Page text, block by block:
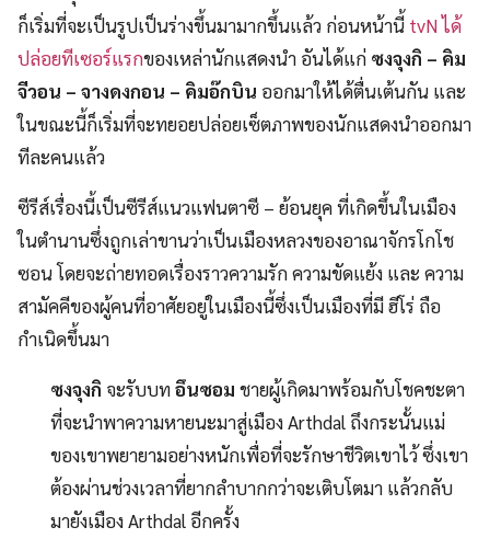
ก็เริ่มที่จะเป็นรูปเป็นร่างขึ้นมามากขึ้นแล้ว ก่อนหน้านี้ tvN ได้
ปล่อยทีเซอร์แรกของเหล่านักแสดงนำ อันได้แก่ ซงจุงกิ – คิม
จีวอน – จางดงกอน – คิมอ๊กบิน ออกมาให้ได้ตื่นเต้นกัน และ
ในขณะนี้ก็เริ่มที่จะทยอยปล่อยเซ็ตภาพของนักแสดงนำออกมา
ทีละคนแล้ว
ซีรีส์เรื่องนี้เป็นซีรีส์แนวแฟนตาซี – ย้อนยุค ที่เกิดขึ้นในเมือง
ในตำนานซึ่งถูกเล่าขานว่าเป็นเมืองหลวงของอาณาจักรโกโช
ซอน โดยจะถ่ายทอดเรื่องราวความรัก ความขัดแย้ง และ ความ
สามัคคีของผู้คนที่อาศัยอยู่ในเมืองนี้ซึ่งเป็นเมืองที่มี ฮีโร่ ถือ
กำเนิดขึ้นมา
ซงจุงกิ จะรับบทอึนซอม ชายผู้เกิดมาพร้อมกับโชคชะตา
ที่จะนำพาความหายนะมาสู่เมือง Arthdal ถึงกระนั้นแม่
ของเขาพยายามอย่างหนักเพื่อที่จะรักษาชีวิตเขาไว้ ซึ่งเขา
ต้องผ่านช่วงเวลาที่ยากลำบากกว่าจะเติบโตมา แล้วกลับ
มายังเมือง Arthdal อีกครั้ง